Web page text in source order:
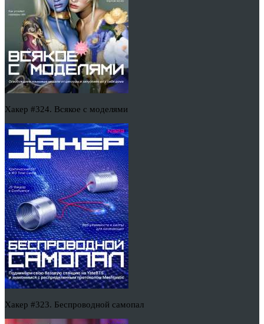
Хакер #324. Всякое с моделями
Хакер #323. Беспроводной самопал